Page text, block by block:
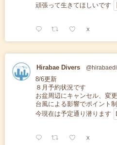
頑張って生きてほしいです
X
Hirabae Divers
8/6更新
８月予約状況です
お盆周辺にキャンセル、変
台風による影響でポイント
今現在は予定通り潜ります
X